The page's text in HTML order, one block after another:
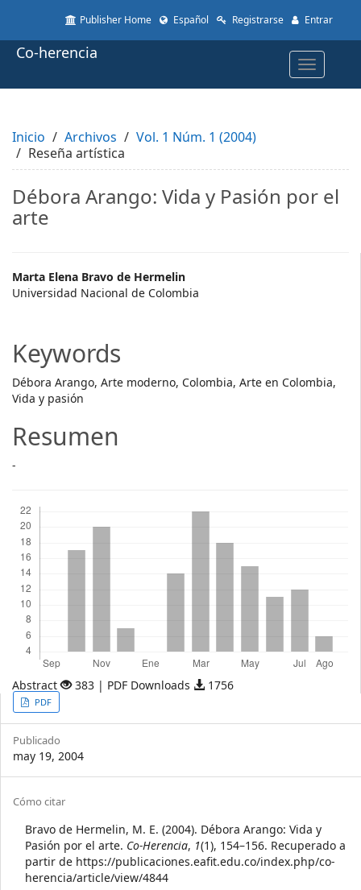
to
page
Main
Content
Sidebar
Publisher Home Español Registrarse Entrar
Toggle
Co-herencia
Inicio Archivos
Vol. 1 Núm. 1 (2004)
Reseña artística
Débora Arango: Vida y Pasión por el
arte
Main
Article
Marta Elena Bravo de Hermelin
Universidad Nacional de Colombia
Keywords
Débora Arango, Arte moderno, Colombia, Arte en Colombia,
Vida y pasión
Resumen
-
Abstract 383 | PDF Downloads 1756
Article
Sidebar
PDF
Publicado
may 19, 2004
Article
Details
Cómo citar
Bravo de Hermelin, M. E. (2004). Débora Arango: Vida y
Pasión por el arte. Co-Herencia, 1(1), 154–156. Recuperado a
partir de https://publicaciones.eafit.edu.co/index.php/co-
herencia/article/view/4844